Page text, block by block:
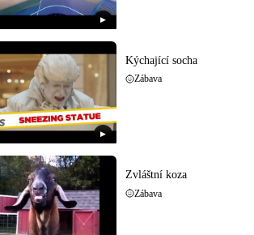
▶
▶
Kýchající socha
Zábava
Zvláštní koza
Zábava